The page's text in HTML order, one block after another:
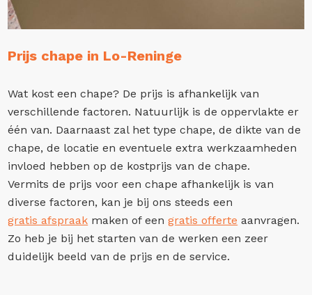
Prijs chape in Lo-Reninge
Wat kost een chape? De prijs is afhankelijk van
verschillende factoren. Natuurlijk is de oppervlakte er
één van. Daarnaast zal het type chape, de dikte van de
chape, de locatie en eventuele extra werkzaamheden
invloed hebben op de kostprijs van de chape.
Vermits de prijs voor een chape afhankelijk is van
diverse factoren, kan je bij ons steeds een
gratis afspraak maken of eengratis offerte aanvragen.
Zo heb je bij het starten van de werken een zeer
duidelijk beeld van de prijs en de service.